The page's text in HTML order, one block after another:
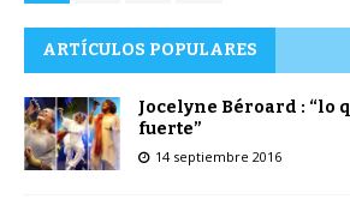
ARTÍCULOS POPULARES
Jocelyne Béroard : “lo
fuerte”
14 septiembre 2016